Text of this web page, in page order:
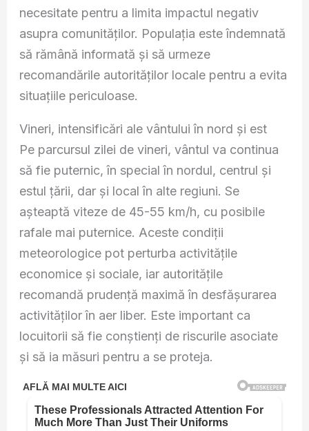
necesitate pentru a limita impactul negativ
asupra comunităților. Populația este îndemnată
să rămână informată și să urmeze
recomandările autorităților locale pentru a evita
situațiile periculoase.
Vineri, intensificări ale vântului în nord și est
Pe parcursul zilei de vineri, vântul va continua
să fie puternic, în special în nordul, centrul și
estul țării, dar și local în alte regiuni. Se
așteaptă viteze de 45-55 km/h, cu posibile
rafale mai puternice. Aceste condiții
meteorologice pot perturba activitățile
economice și sociale, iar autoritățile
recomandă prudență maximă în desfășurarea
activităților în aer liber. Este important ca
locuitorii să fie conștienți de riscurile asociate
și să ia măsuri pentru a se proteja.